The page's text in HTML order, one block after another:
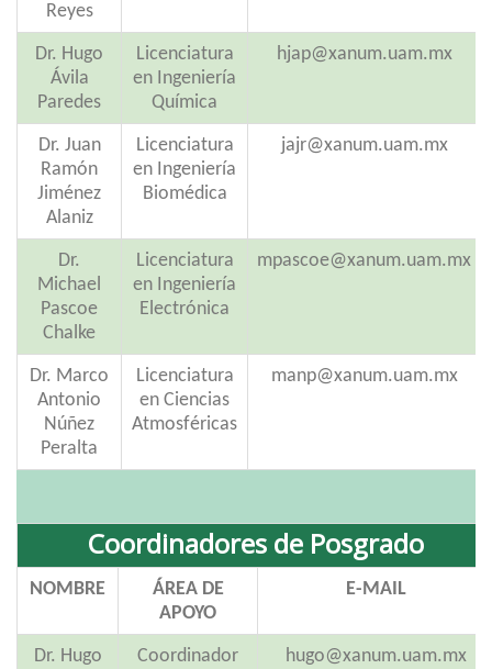
Reyes
Dr. Hugo
Ávila
Paredes
Licenciatura
en Ingeniería
Química
hjap@xanum.uam.mx
Dr. Juan
Ramón
Jiménez
Alaniz
Licenciatura
en Ingeniería
Biomédica
jajr@xanum.uam.mx
Dr.
Michael
Pascoe
Chalke
Licenciatura
en Ingeniería
Electrónica
mpascoe@xanum.uam.mx
Dr. Marco
Antonio
Núñez
Peralta
Licenciatura
en Ciencias
Atmosféricas
manp@xanum.uam.mx
Coordinadores de Posgrado
NOMBRE
ÁREA DE
APOYO
E-MAIL
Dr. Hugo
Coordinador
hugo@xanum.uam.mx